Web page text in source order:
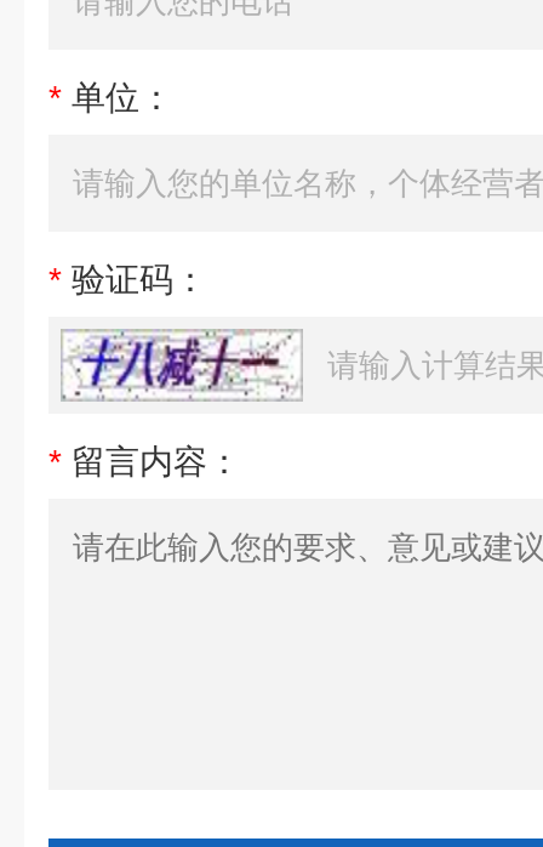
* 单位：
* 验证码：
* 留言内容：